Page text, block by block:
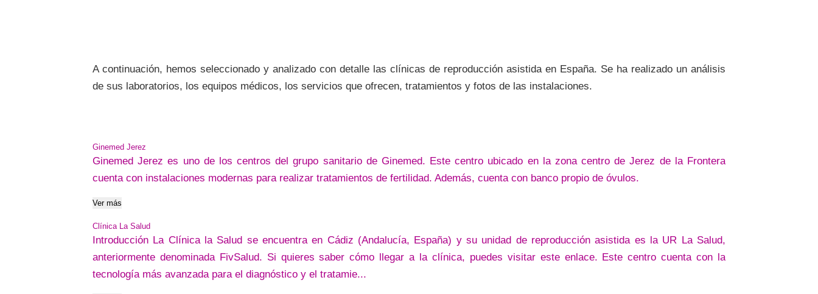
A continuación, hemos seleccionado y analizado con detalle las clínicas de reproducción asistida en España. Se ha realizado un análisis
de sus laboratorios, los equipos médicos, los servicios que ofrecen, tratamientos y fotos de las instalaciones.
Ginemed Jerez
Ginemed Jerez es uno de los centros del grupo sanitario de Ginemed. Este centro ubicado en la zona centro de Jerez de la Frontera
cuenta con instalaciones modernas para realizar tratamientos de fertilidad. Además, cuenta con banco propio de óvulos.
Ver más
Clínica La Salud
Introducción La Clínica la Salud se encuentra en Cádiz (Andalucía, España) y su unidad de reproducción asistida es la UR La Salud,
anteriormente denominada FivSalud. Si quieres saber cómo llegar a la clínica, puedes visitar este enlace. Este centro cuenta con la
tecnología más avanzada para el diagnóstico y el tratamie...